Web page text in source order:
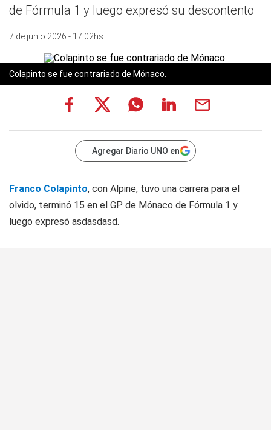
de Fórmula 1 y luego expresó su descontento
7 de junio 2026 - 17:02hs
Colapinto se fue contrariado de Mónaco.
Agregar Diario UNO en
Franco Colapinto, con Alpine, tuvo una carrera para el
olvido, terminó 15 en el GP de Mónaco de Fórmula 1 y
luego expresó asdasdasd.